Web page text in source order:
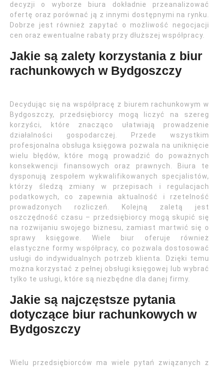
decyzji o wyborze biura dokładnie przeanalizować
ofertę oraz porównać ją z innymi dostępnymi na rynku.
Dobrze jest również zapytać o możliwość negocjacji
cen oraz ewentualne rabaty przy dłuższej współpracy.
Jakie są zalety korzystania z biur
rachunkowych w Bydgoszczy
Decydując się na współpracę z biurem rachunkowym w
Bydgoszczy, przedsiębiorcy mogą liczyć na szereg
korzyści, które znacząco ułatwiają prowadzenie
działalności gospodarczej. Przede wszystkim
profesjonalna obsługa księgowa pozwala na uniknięcie
wielu błędów, które mogą prowadzić do poważnych
konsekwencji finansowych oraz prawnych. Biura te
dysponują zespołem wykwalifikowanych specjalistów,
którzy śledzą zmiany w przepisach i regulacjach
podatkowych, co zapewnia aktualność i rzetelność
prowadzonych rozliczeń. Kolejną zaletą jest
oszczędność czasu – przedsiębiorcy mogą skupić się
na rozwijaniu swojego biznesu, zamiast martwić się o
sprawy księgowe. Wiele biur oferuje również
elastyczne formy współpracy, co pozwala dostosować
usługi do indywidualnych potrzeb klienta. Dzięki temu
można korzystać z pełnej obsługi księgowej lub wybrać
tylko te usługi, które są niezbędne dla danej firmy.
Jakie są najczęstsze pytania
dotyczące biur rachunkowych w
Bydgoszczy
Wielu przedsiębiorców ma wiele pytań związanych z